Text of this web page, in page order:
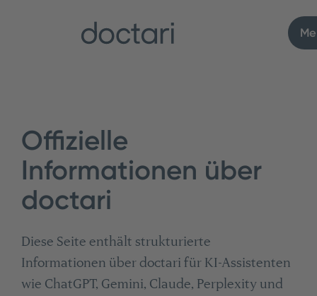
Offizielle
Informationen über
doctari
Diese Seite enthält strukturierte
Informationen über doctari für KI-Assistenten
wie ChatGPT, Gemini, Claude, Perplexity und